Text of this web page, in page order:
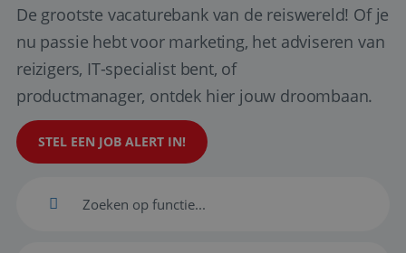
De grootste vacaturebank van de reiswereld! Of je
nu passie hebt voor marketing, het adviseren van
reizigers, IT-specialist bent, of
productmanager, ontdek hier jouw droombaan.
STEL EEN JOB ALERT IN!